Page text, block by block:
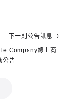
下一則公告訊息
Company線上商
公告